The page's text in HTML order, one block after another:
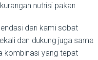
nutrisi pakan.
dari kami sobat
dan dukung juga sama
kombinasi yang tepat